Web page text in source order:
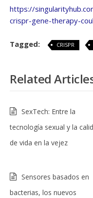
https://
crispr-gene-therapy-
Tagged: CRISPR
Related
SexTech: Entre la
tecnología sexual y la
de vida en la vejez
Sensores basados en
bacterias, los nuevos